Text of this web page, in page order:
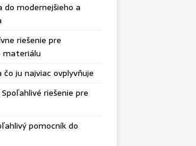
modernejšieho a
riešenie pre
materiálu
ju najviac ovplyvňuje
riešenie pre
pomocník do